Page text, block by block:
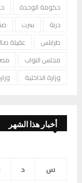
حكومة الوحدة
درنة
سرت
طرابلس
عقيلة
مجلس النواب
وزارة الداخلية
أخبار هذا الشهر
س
د